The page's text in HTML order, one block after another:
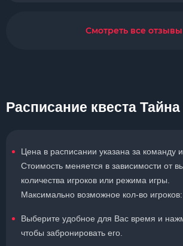
Смотреть все отзывы
Расписание квеста
Цена в расписании указана за команду
Стоимость меняется в зависимости от
количества игроков или режима игры.
Максимально возможное кол-во игроков:
Выберите удобное для Вас время и
чтобы забронировать его.